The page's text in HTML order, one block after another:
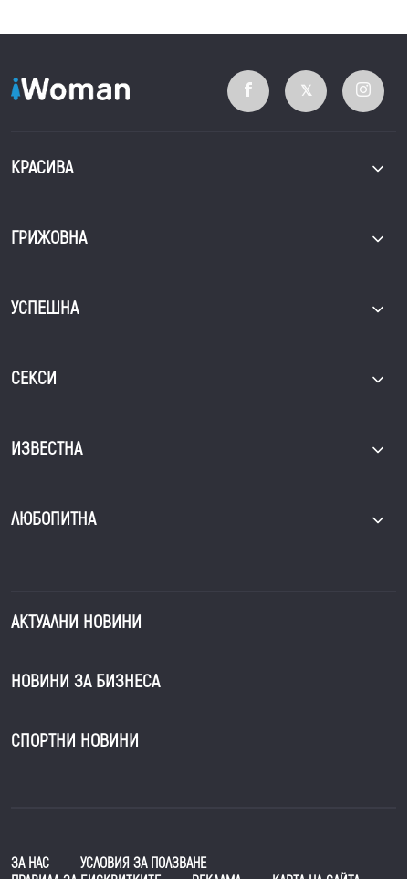
КРАСИВА
ГРИЖОВНА
УСПЕШНА
СЕКСИ
ИЗВЕСТНА
ЛЮБОПИТНА
АКТУАЛНИ НОВИНИ
НОВИНИ ЗА БИЗНЕСА
СПОРТНИ НОВИНИ
ЗА НАС
УСЛОВИЯ ЗА ПОЛЗВАНЕ